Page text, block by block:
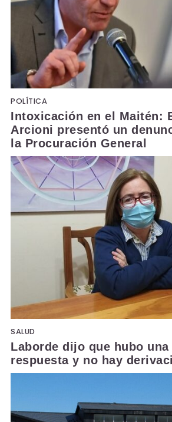
POLÍTICA
Intoxicación en el Maitén:
Arcioni presentó un
la Procuración General
SALUD
Laborde dijo que hubo
respuesta y no hay